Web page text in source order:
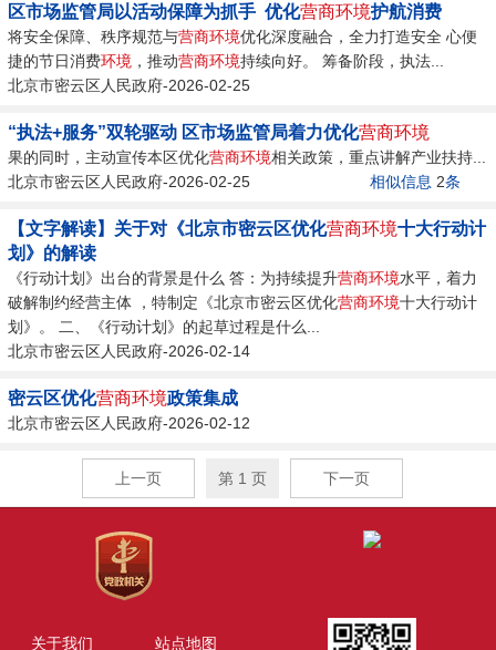
区市场监管局以活动保障为抓手 优化营商环境护航消费
将安全保障、秩序规范与营商环境优化深度融合，全力打造安全 心便
捷的节日消费环境 ，推动营商环境持续向好。 筹备阶段，执法...
北京市密云区人民政府-2026-02-25
“执法+服务”双轮驱动 区市场监管局着力优化营商环境
果的同时，主动宣传本区优化营商环境相关政策，重点讲解产业扶持...
北京市密云区人民政府-2026-02-25
相似信息 2条
【文字解读】关于对《北京市密云区优化营商环境十大行动计
划》的解读
《行动计划》出台的背景是什么 答：为持续提升营商环境水平，着力
破解制约经营主体 ，特制定《北京市密云区优化营商环境十大行动计
划》。 二、《行动计划》的起草过程是什么...
北京市密云区人民政府-2026-02-14
密云区优化营商环境政策集成
北京市密云区人民政府-2026-02-12
上一页 第 1 页 下一页
关于我们 站点地图